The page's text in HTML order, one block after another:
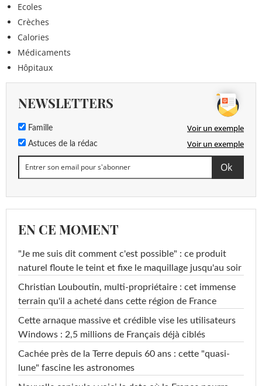
Ecoles
Crèches
Calories
Médicaments
Hôpitaux
NEWSLETTERS
Famille Voir un exemple
Astuces de la rédac Voir un exemple
EN CE MOMENT
"Je me suis dit comment c'est possible" : ce produit
naturel floute le teint et fixe le maquillage jusqu'au soir
Christian Louboutin, multi-propriétaire : cet immense
terrain qu'il a acheté dans cette région de France
Cette arnaque massive et crédible vise les utilisateurs
Windows : 2,5 millions de Français déjà ciblés
Cachée près de la Terre depuis 60 ans : cette "quasi-
lune" fascine les astronomes